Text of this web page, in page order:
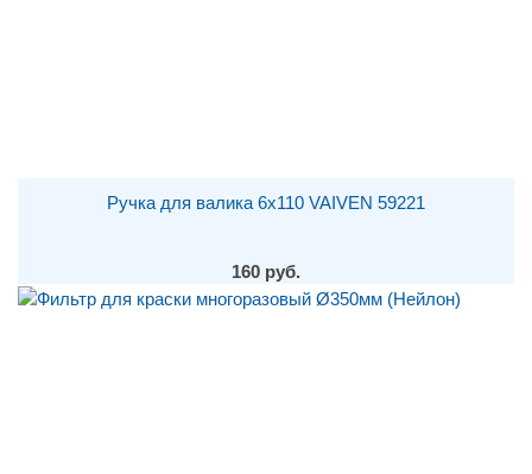
Ручка для валика 6х110 VAIVEN 59221
160 руб.